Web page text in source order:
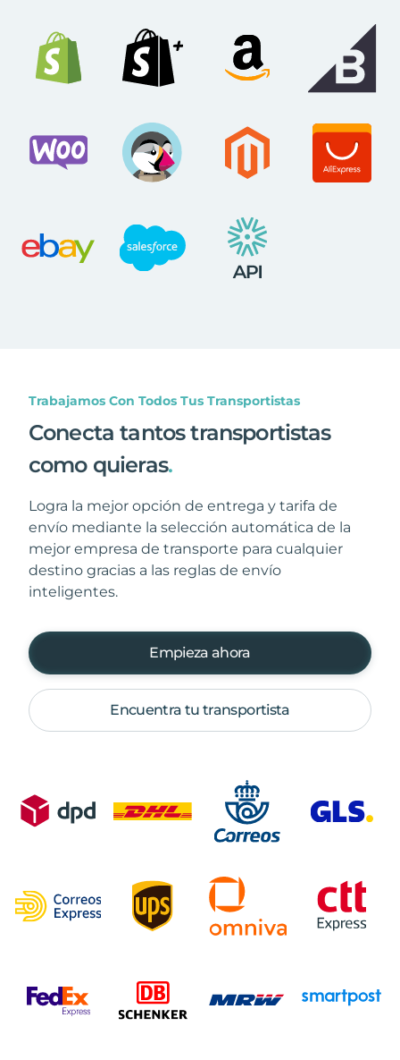
Trabajamos Con Todos Tus Transportistas
Conecta tantos transportistas
como quieras.
Logra la mejor opción de entrega y tarifa de
envío mediante la selección automática de la
mejor empresa de transporte para cualquier
destino gracias a las reglas de envío
inteligentes.
Empieza ahora
Encuentra tu transportista